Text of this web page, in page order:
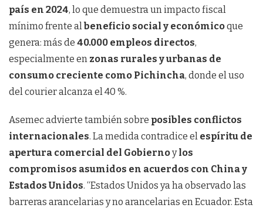
país en 2024, lo que demuestra un impacto fiscal
mínimo frente al beneficio social y económicoque
genera: más de 40.000 empleos directos,
especialmente en zonas rurales y urbanas de
consumo creciente como Pichincha, donde el uso
del courier alcanza el 40 %.
Asemec advierte también sobre posibles conflictos
internacionales. La medida contradice el espíritu de
apertura comercial del Gobiernoylos
compromisos asumidos en acuerdos con China y
Estados Unidos. “Estados Unidos ya ha observado las
barreras arancelarias y no arancelarias en Ecuador. Esta